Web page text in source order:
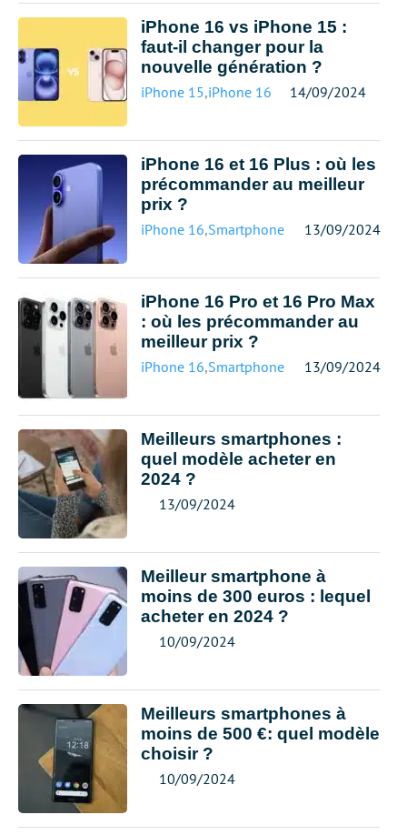
iPhone 16 vs iPhone 15 :
faut-il changer pour la
nouvelle génération ?
iPhone 15,iPhone 16 14/09/2024
iPhone 16 et 16 Plus : où les
précommander au meilleur
prix ?
iPhone 16,Smartphone meilleur prix
13/09/2024
iPhone 16 Pro et 16 Pro Max
: où les précommander au
meilleur prix ?
iPhone 16,Smartphone meilleur prix
13/09/2024
Meilleurs smartphones :
quel modèle acheter en
2024 ?
13/09/2024
Meilleur smartphone à
moins de 300 euros : lequel
acheter en 2024 ?
10/09/2024
Meilleurs smartphones à
moins de 500 €: quel modèle
choisir ?
10/09/2024